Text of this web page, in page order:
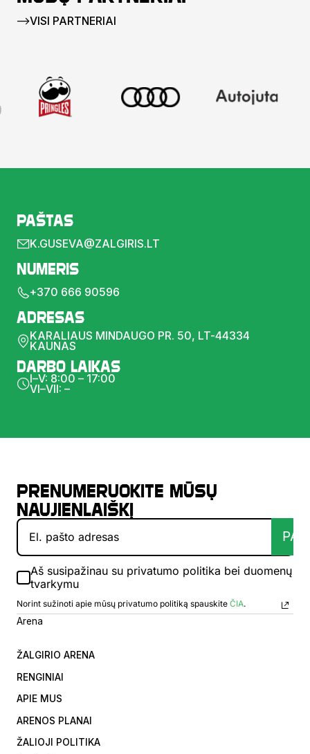
VISI PARTNERIAI
Paštas
K.GUSEVA@ZALGIRIS.LT
Numeris
+370 666 90596
Adresas
KARALIAUS MINDAUGO PR. 50, LT-44334
KAUNAS
Darbo laikas
I–V: 8:00 – 17:00
VI–VII: –
Prenumeruokite mūsų
naujienlaiškį
Aš susipažinau su privatumo politika bei duomenų
tvarkymu
Norint sužinoti apie mūsų privatumo politiką spauskite ČIA.
Arena
ŽALGIRIO ARENA
RENGINIAI
APIE MUS
ARENOS PLANAI
ŽALIOJI POLITIKA